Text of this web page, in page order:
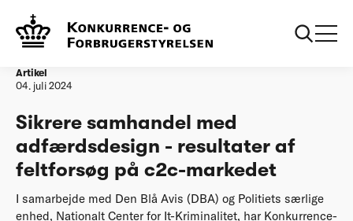
Forside
af feltforsøg på c2c-markedet
Artikel
04. juli 2024
Sikrere samhandel med
adfærdsdesign - resultater af
feltforsøg på c2c-markedet
I samarbejde med Den Blå Avis (DBA) og Politiets særlige
enhed, Nationalt Center for It-Kriminalitet, har Konkurrence-